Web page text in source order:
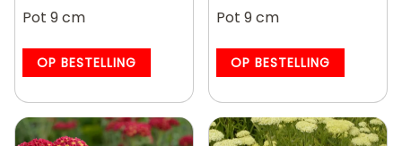
Pot 9 cm
OP BESTELLING
Pot 9 cm
OP BESTELLING